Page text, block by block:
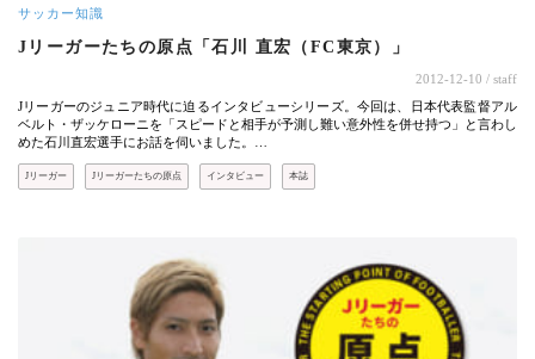
サッカー知識
Jリーガーたちの原点「石川 直宏（FC東京）」
2012-12-10 / staff
Jリーガーのジュニア時代に迫るインタビューシリーズ。今回は、日本代表監督アル
ベルト・ザッケローニを「スピードと相手が予測し難い意外性を併せ持つ」と言わし
めた石川直宏選手にお話を伺いました。…
Jリーガー Jリーガーたちの原点 インタビュー 本誌